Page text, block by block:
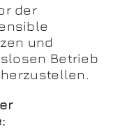
der
und
Betrieb